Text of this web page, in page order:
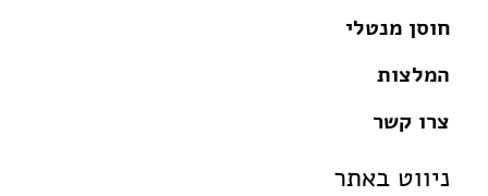
חוסן מנטלי
המלצות
צרו קשר
ניווט באתר